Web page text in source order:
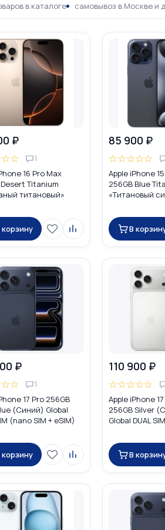
в каталоге самовывоз в Москве и
₽
☆☆ 1
16 Pro Max
Desert Titanium
титановый»
корзину
85 900 ₽
☆☆☆☆☆
Apple iPhone
256GB Blue
«Титановый
eSIM)
В
₽
☆☆ 1
17 Pro 256GB
(Синий) Global
(nano SIM + eSIM)
корзину
110 900 ₽
☆☆☆☆☆
Apple iPhone
256GB Silver
Global DUAL
В